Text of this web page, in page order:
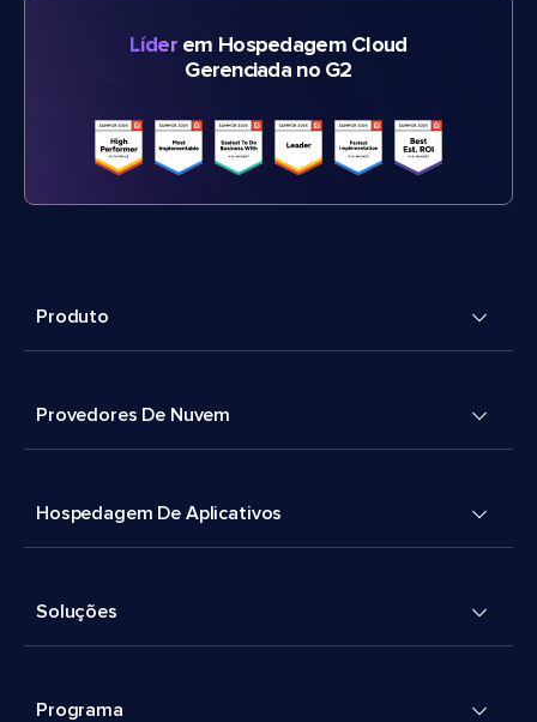
Líderem Hospedagem Cloud
Gerenciada no G2
Produto
Provedores De Nuvem
Hospedagem De Aplicativos
Soluções
Programa